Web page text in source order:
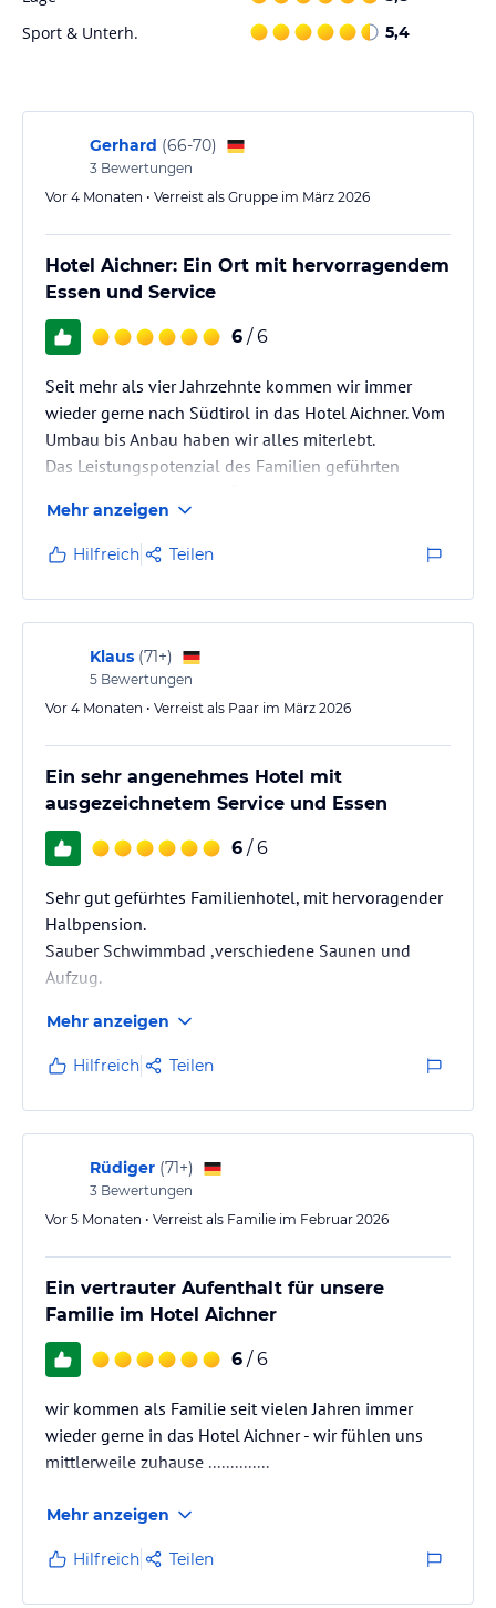
Sport & Unterh. 5,4
Gerhard (66-70)
3 Bewertungen
Vor 4 Monaten • Verreist als Gruppe im März 2026
Hotel Aichner: Ein Ort mit hervorragendem
Essen und Service
6 / 6
Seit mehr als vier Jahrzehnte kommen wir immer
wieder gerne nach Südtirol in das Hotel Aichner. Vom
Umbau bis Anbau haben wir alles miterlebt.
Das Leistungspotenzial des Familien geführten
Das Essen im HP-Modus muss man (+Frau) als
Sensationell bezeichnen.
Die Sauberkeit und das Ambiente sind spitze. Das
Personal top.
Und wenn man dennoch was auf dem Herzen hat, der
Chef mit seinem Personal steht einem zur Seite + löst
das Problem. Und Probleme will man auf keinem Fall
Mehr anzeigen
Hilfreich Teilen
Klaus (71+)
5 Bewertungen
Vor 4 Monaten • Verreist als Paar im März 2026
Ein sehr angenehmes Hotel mit
ausgezeichnetem Service und Essen
6 / 6
Sehr gut gefürhtes Familienhotel, mit hervoragender
Halbpension.
Sauber Schwimmbad ,verschiedene Saunen und
Aufzug.
Mehr anzeigen
Hilfreich Teilen
Rüdiger (71+)
3 Bewertungen
Vor 5 Monaten • Verreist als Familie im Februar 2026
Ein vertrauter Aufenthalt für unsere
Familie im Hotel Aichner
6 / 6
wir kommen als Familie seit vielen Jahren immer
wieder gerne in das Hotel Aichner - wir fühlen uns
mittlerweile zuhause ..............
Mehr anzeigen
Hilfreich Teilen